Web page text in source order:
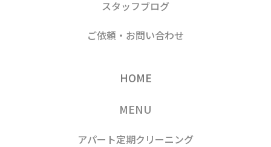
スタッフブログ
ご依頼・お問い合わせ
HOME
MENU
アパート定期クリーニング